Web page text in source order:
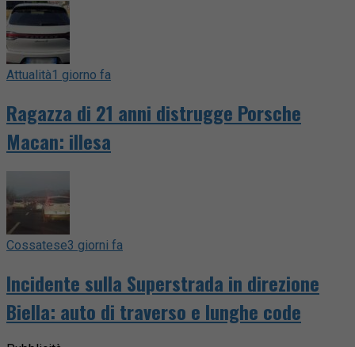
Attualità1 giorno fa
Ragazza di 21 anni distrugge Porsche
Macan: illesa
Cossatese3 giorni fa
Incidente sulla Superstrada in direzione
Biella: auto di traverso e lunghe code